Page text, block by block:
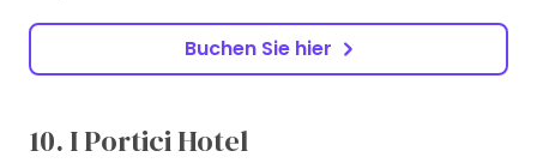
Buchen Sie hier
10. I Portici Hotel